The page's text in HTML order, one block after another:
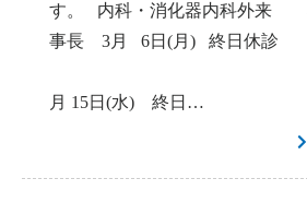
す。 内科・消化器内科外
事長 3月 6日(月) 終日休診
月 15日(水) 終日…